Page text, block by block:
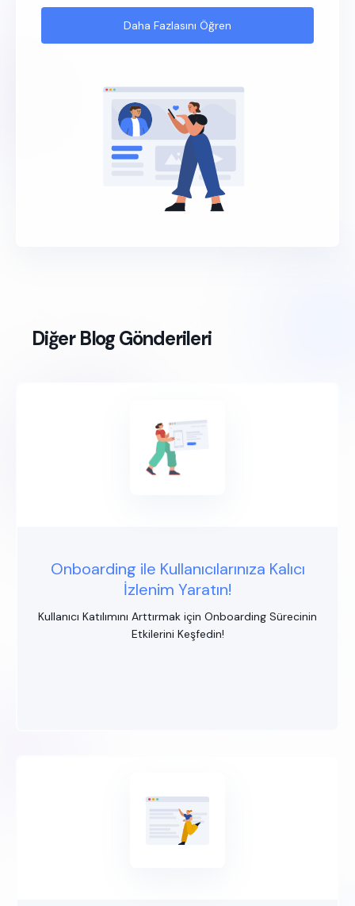
Daha Fazlasını Öğren
Diğer Blog Gönderileri
Onboarding ile Kullanıcılarınıza Kalıcı
İzlenim Yaratın!
Kullanıcı Katılımını Arttırmak için Onboarding Sürecinin
Etkilerini Keşfedin!